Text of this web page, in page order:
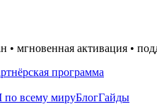
• мгновенная активация •
программа
по всему мируБлогГайды